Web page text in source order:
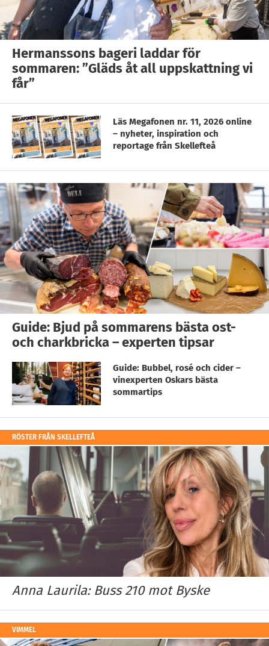
Hermanssons bageri laddar för
sommaren: ”Gläds åt all uppskattning vi
får”
Läs Megafonen nr. 11, 2026 online
– nyheter, inspiration och
reportage från Skellefteå
Guide: Bjud på sommarens bästa ost-
och charkbricka – experten tipsar
Guide: Bubbel, rosé och cider –
vinexperten Oskars bästa
sommartips
RÖSTER FRÅN SKELLEFTEÅ
Anna Laurila: Buss 210 mot Byske
VIMMEL